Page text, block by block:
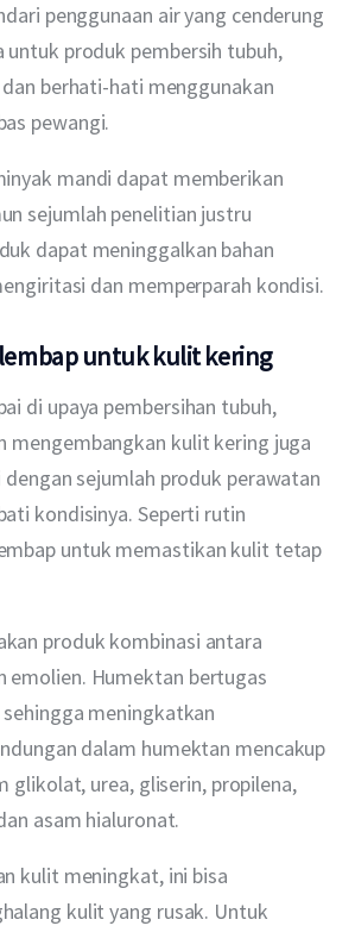
penggunaan air yang cenderung
untuk produk pembersih tubuh,
berhati-hati menggunakan
pewangi.
mandi dapat memberikan
sejumlah penelitian justru
dapat meninggalkan bahan
dan memperparah kondisi.
untuk kulit kering
di upaya pembersihan tubuh,
mengembangkan kulit kering juga
sejumlah produk perawatan
kondisinya. Seperti rutin
untuk memastikan kulit tetap
produk kombinasi antara
emolien. Humektan bertugas
meningkatkan
dalam humektan mencakup
glikolat, urea, gliserin, propilena,
asam hialuronat.
kulit meningkat, ini bisa
kulit yang rusak. Untuk